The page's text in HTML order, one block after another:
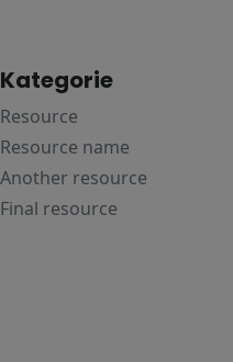
Kategorie
Resource
Resource name
Another resource
Final resource